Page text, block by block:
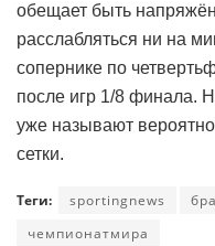
обещает быть
расслабляться ни на
сопернике по
после игр 1/8 финала.
уже называют
сетки.
Теги: sportingnews
чемпионатмира